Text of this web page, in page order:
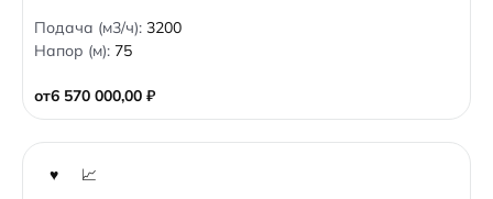
от6 570 000,00 ₽
0
o
u
f
5
Подача (м3/ч): 3200
Напор (м): 75